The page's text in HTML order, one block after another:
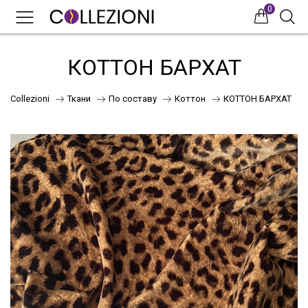
0
НОВИНКИ
КОТТОН БАРХАТ
Collezioni Ткани По составу Коттон КОТТОН БАРХАТ